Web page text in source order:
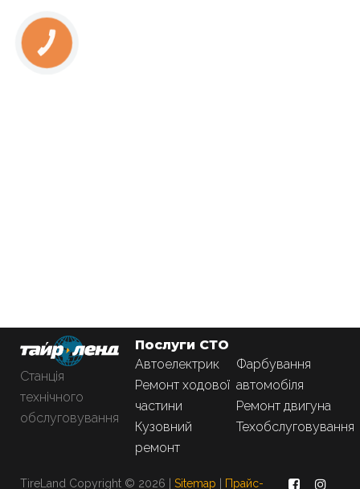
Станція
технічного
обслуговування
Послуги СТО
Автоелектрик
Ремонт ходової
частини
Кузовний
ремонт
Фарбування
автомобіля
Ремонт двигуна
Техобслуговування
TireLand Copyright © 2026 | Sitemap Прайс-